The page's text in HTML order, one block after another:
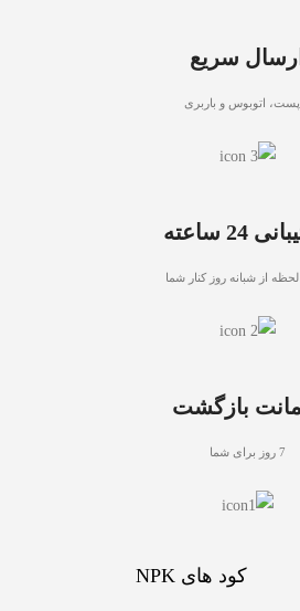
ارسال سریع
پست، اتوبوس و باربری
24 ساعته
از شبانه روز کنار شما
بازگشت
7 روز برای شما
کود های NPK